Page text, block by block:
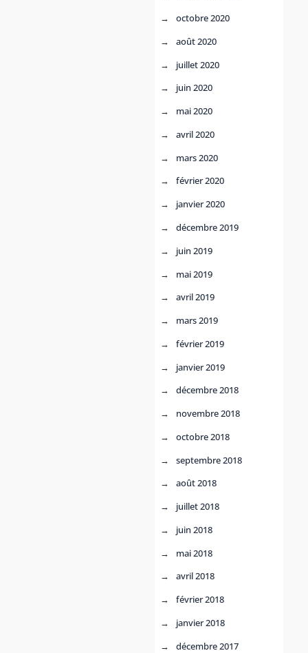
octobre 2020
août 2020
juillet 2020
juin 2020
mai 2020
avril 2020
mars 2020
février 2020
janvier 2020
décembre 2019
juin 2019
mai 2019
avril 2019
mars 2019
février 2019
janvier 2019
décembre 2018
novembre 2018
octobre 2018
septembre 2018
août 2018
juillet 2018
juin 2018
mai 2018
avril 2018
février 2018
janvier 2018
décembre 2017